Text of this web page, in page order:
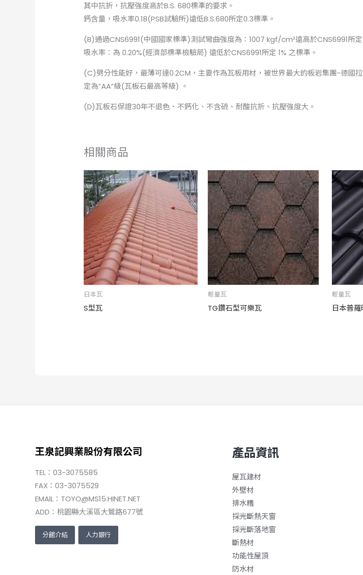
其中抗折，抗壓強度高於B.S. 680標準的要求。
鈣含量，吸水率0.18(PSB試驗所)遠低B.S.680所定0.3標準。
(B)通過CNS6991(中國國家標準)測試彎曲強度為：1007 kgf/cm²遠高於CNS6991所
吸水率：為 0.20%(經濟部標準檢驗局) 遠低於CNS6991所定 1% 之標準。
(C)劈分性能好，最薄可達0.2CM，主要作為瓦板用材，被世界最大的板岩集團-德國
定為”AA”級(瓦板石最高等級) 。
(D)瓦板石保證30年不退色、不鈣化、不含硫、耐酸抗折、抗壓強度大。
相關商品
日本瓦
S型瓦
輕量瓦
TG鑽石型可樂瓦
輕量瓦
日本普
王泉記興業股份有限公司
TEL：03-3075585
FAX：03-3075529
EMAIL：TOYO@MS15.HINET.NET
ADD：桃園縣大溪區大鶯路677號
分館介紹 人力銀行
產品資訊
屋瓦建材
外壁材
排水糟
採光斷熱天窗
採光斷落地窗
斷熱材
功能性屋頂
防水材